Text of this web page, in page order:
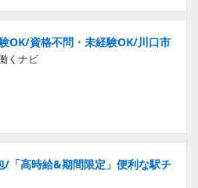
OK/資格不問・未経験OK/川口市
くナビ
/「高時給&期間限定」便利な駅チ